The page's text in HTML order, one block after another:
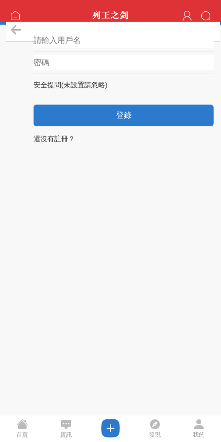
安全提問(未設置請忽略)
登錄
還沒有註冊？
首頁 資訊 發現 我的